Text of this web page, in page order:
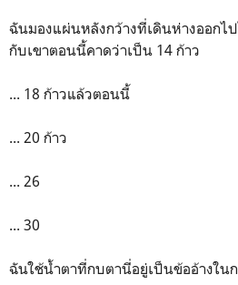
ฉันมองแผ่นหลังกว้างที่เดินห่างออกไ
กับเขาตอนนี้คาดว่าเป็น 14 ก้าว
... 18 ก้าวแล้วตอนนี้
... 20 ก้าว
... 26
... 30
ฉันใช้น้ำตาที่กบตานี่อยู่เป็นข้ออ้างในก